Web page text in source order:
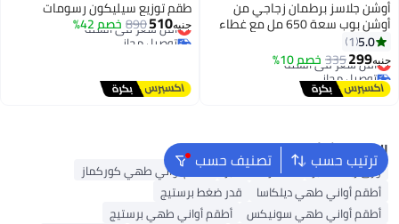
أوشن جلاسز برطمان زجاجي من
أوشن بوب سعة 650 مل مع غطاء
خشبي – وعاء محكم الإغلاق لتخزين
السكر والتوابل والمكسرات
والأطعمة الجافة – صنع في تايلاند
5.0
1
جنيه299
335 خصم 10%
أقل سعر في السنة
توصيل مجاني
أقل سعر في السنة
طقم توزيع سيليكون رسومات
جنيه510
890 خصم 42%
أقل سعر في السنة
توصيل مجاني
أقل سعر في السنة
ترتيب حسب تصنيف حسب البحث الشائع
ورق زبدة للخبز مستلزمات الخبز
أطقم أواني طهي كوركماز
أطقم أواني طهي ديلكاسا
قدر ضغط برستيج
أطقم أواني طهي سونيكس
أطقم أواني طهي برستيج